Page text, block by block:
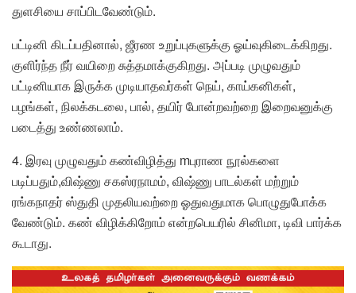
துளசியை சாப்பிடவேண்டும்.
பட்டினி கிடப்பதினால், ஜீரண உறுப்புகளுக்கு ஓய்வுகிடைக்கிறது.
குளிர்ந்த நீர் வயிறை சுத்தமாக்குகிறது. அப்படி முழுவதும்
பட்டினியாக இருக்க முடியாதவர்கள் நெய், காய்கனிகள்,
பழங்கள், நிலக்கடலை, பால், தயிர் போன்றவற்றை இறைவனுக்கு
படைத்து உண்ணலாம்.
4. இரவு முழுவதும் கண்விழித்து mபுராண நூல்களை
படிப்பதும்,விஷ்ணு சகஸ்ரநாமம், விஷ்ணு பாடல்கள் மற்றும்
ரங்கநாதர் ஸ்துதி முதலியவற்றை ஓதுவதுமாக பொழுதுபோக்க
வேண்டும். கண் விழிக்கிறோம் என்றபெயரில் சினிமா, டிவி பார்க்க
கூடாது.